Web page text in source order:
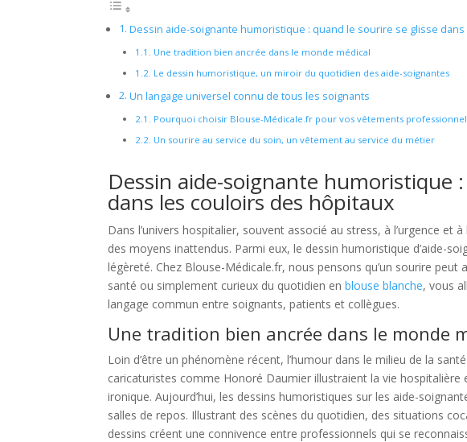
Dessin aide-soignante humoristique : quand le sourire se glisse
Une tradition bien ancrée dans le monde médical
Le dessin humoristique, un miroir du quotidien des aide-soignantes
Un langage universel connu de tous les soignants
Pourquoi choisir Blouse-Médicale.fr pour vos vêtements
Un sourire au service du soin, un vêtement au service du métier
Dessin aide-soignante humoristique
dans les couloirs des hôpitaux
Dans l’univers hospitalier, souvent associé au stress, à l’urgence
des moyens inattendus. Parmi eux, le dessin humoristique d’aide-
légèreté. Chez Blouse-Médicale.fr, nous pensons qu’un sourire
santé ou simplement curieux du quotidien enblouse blanche, vous
langage commun entre soignants, patients et collègues.
Une tradition bien ancrée dans le monde
Loin d’être un phénomène récent, l’humour dans le milieu de la
caricaturistes comme Honoré Daumier illustraient la vie
ironique. Aujourd’hui, les dessins humoristiques sur les aide-
salles de repos. Illustrant des scènes du quotidien, des situations
dessins créent une connivence entre professionnels qui se